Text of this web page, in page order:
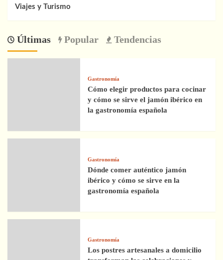
Viajes y Turismo
Últimas Popular Tendencias
Gastronomía
Cómo elegir productos para cocinar
y cómo se sirve el jamón ibérico en
la gastronomía española
Gastronomía
Dónde comer auténtico jamón
ibérico y cómo se sirve en la
gastronomía española
Gastronomía
Los postres artesanales a domicilio